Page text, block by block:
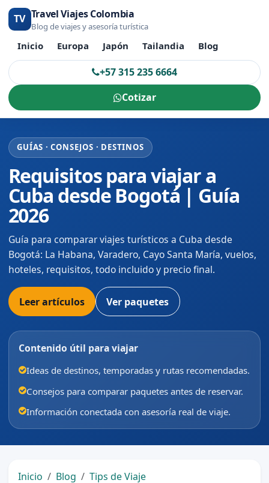
TV Travel Viajes Colombia
Blog de viajes y asesoría turística
Inicio Europa Japón Tailandia Blog
+57 315 235 6664
Cotizar
GUÍAS · CONSEJOS · DESTINOS
Requisitos para viajar a
Cuba desde Bogotá | Guía
2026
Guía para comparar viajes turísticos a Cuba desde
Bogotá: La Habana, Varadero, Cayo Santa María, vuelos,
hoteles, requisitos, todo incluido y precio final.
Leer artículos Ver paquetes
Contenido útil para viajar
Ideas de destinos, temporadas y rutas recomendadas.
Consejos para comparar paquetes antes de reservar.
Información conectada con asesoría real de viaje.
Inicio Blog
Tips de Viaje